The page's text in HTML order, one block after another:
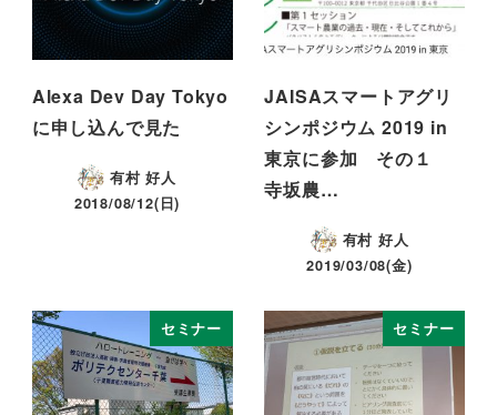
Alexa Dev Day Tokyo
に申し込んで見た
有村 好人
2018/08/12(日)
JAISAスマートアグリ
シンポジウム 2019 in
東京に参加 その１
寺坂農…
有村 好人
2019/03/08(金)
セミナー セミナー